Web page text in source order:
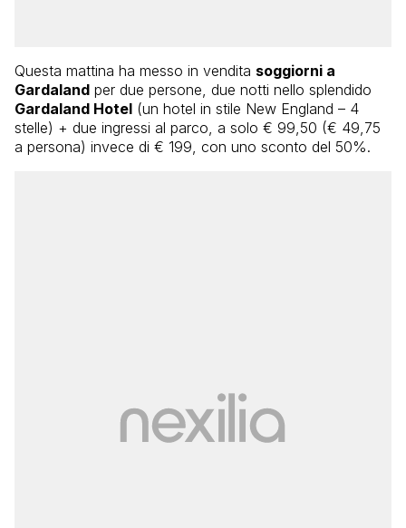
Questa mattina ha messo in vendita soggiorni a
Gardaland per due persone, due notti nello splendido
Gardaland Hotel (un hotel in stile New England – 4
stelle) + due ingressi al parco, a solo € 99,50 (€ 49,75
a persona) invece di € 199, con uno sconto del 50%.